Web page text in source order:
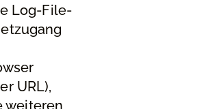
Log-File-
URL),
weiteren